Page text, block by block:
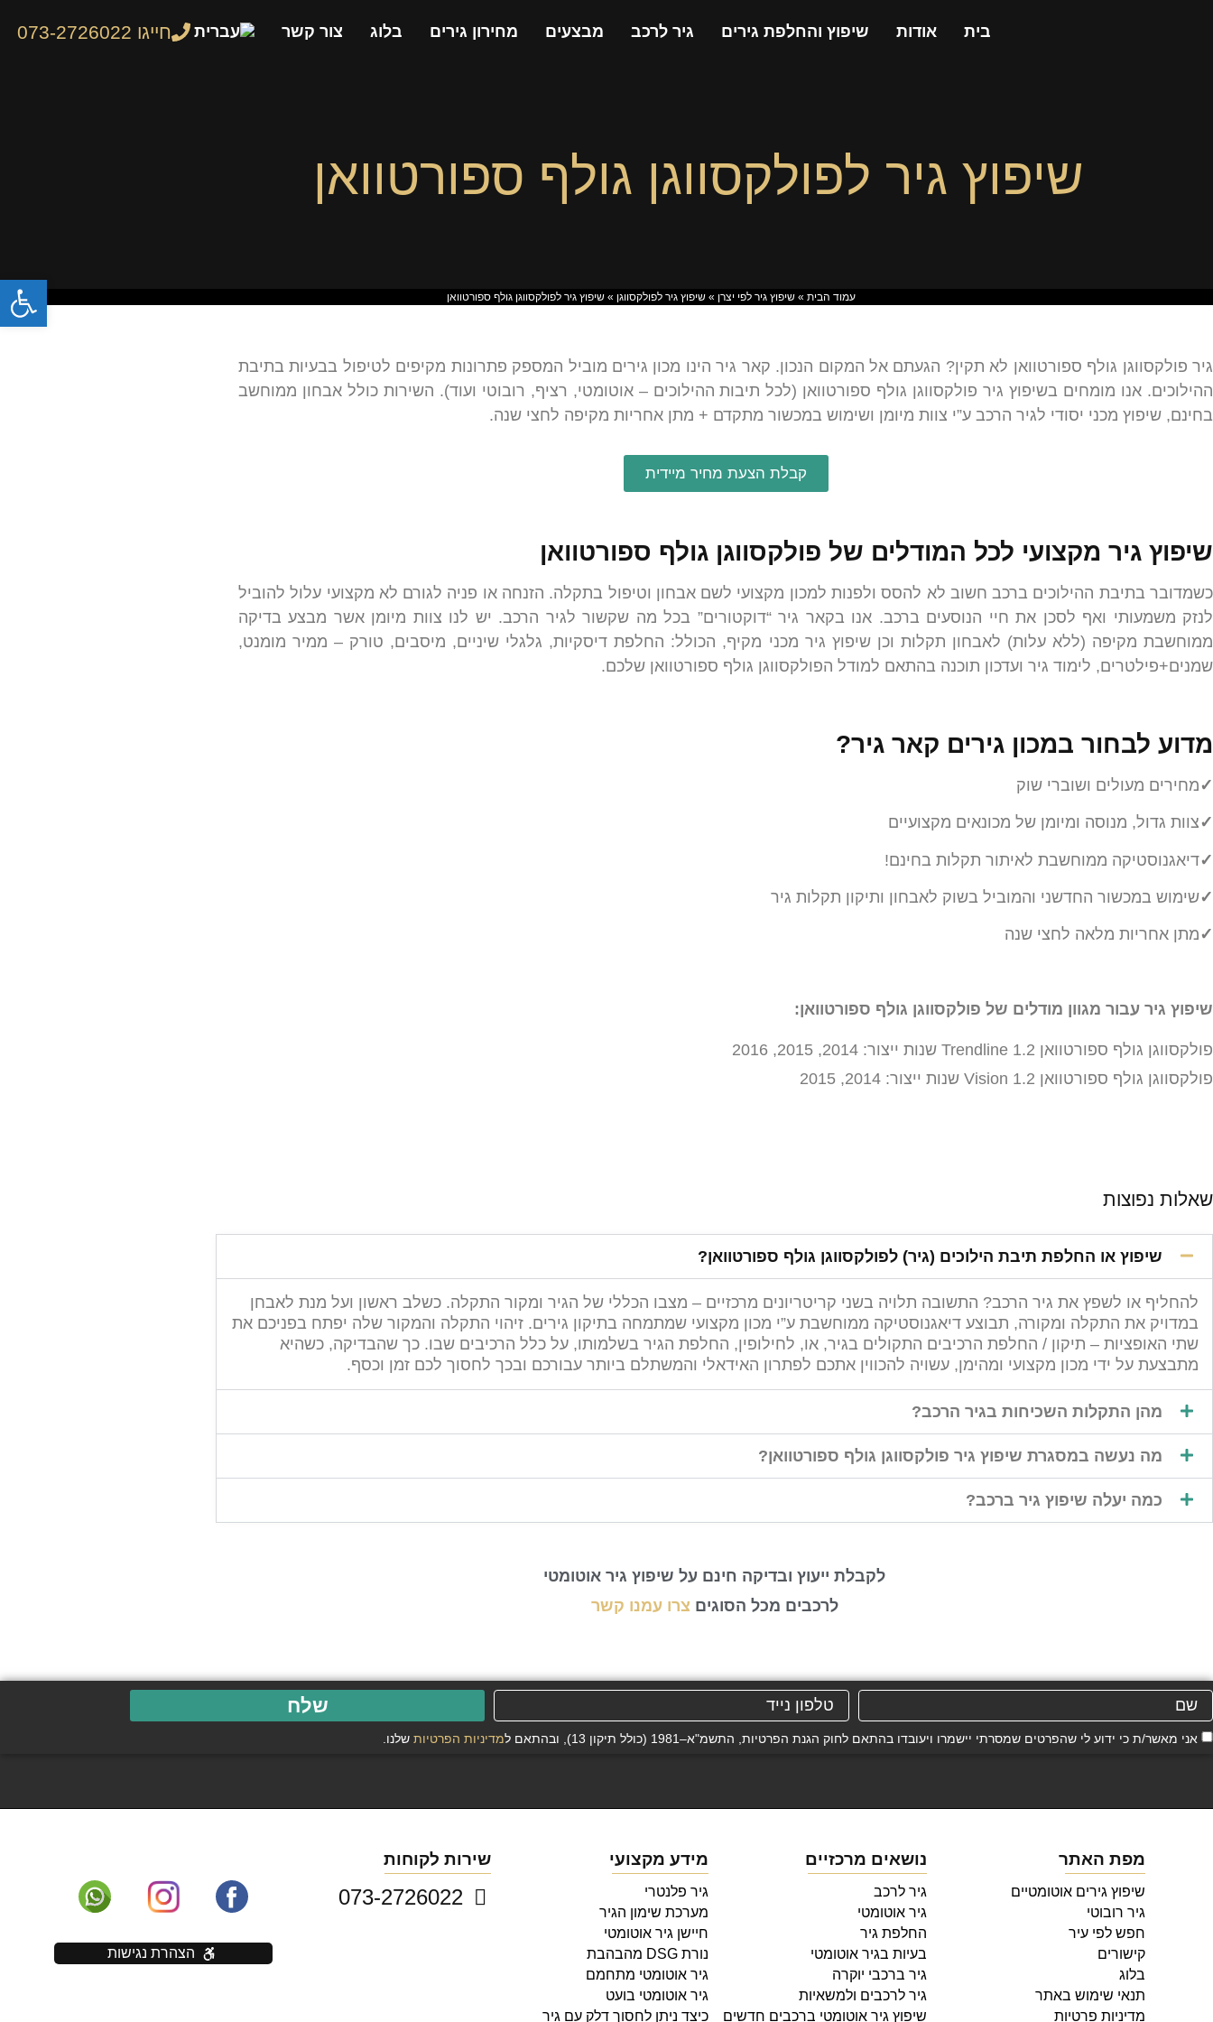
בית אודות שיפוץ והחלפת גירים גיר לרכב מבצעים מחירון גירים בלוג צור קשר חייגו 073-2726022
שיפוץ גיר לפולקסווגן גולף ספורטוואן
עמוד הבית » שיפוץ גיר לפי יצרן » שיפוץ גיר לפולקסווגן » שיפוץ גיר לפולקסווגן גולף ספורטוואן
גיר פולקסווגן גולף ספורטוואן לא תקין? הגעתם אל המקום הנכון. קאר גיר הינו מכון גירים מוביל המספק פתרונות מקיפים לטיפול בבעיות בתיבת
ההילוכים. אנו מומחים בשיפוץ גיר פולקסווגן גולף ספורטוואן (לכל תיבות ההילוכים – אוטומטי, רציף, רובוטי ועוד). השירות כולל אבחון ממוחשב
בחינם, שיפוץ מכני יסודי לגיר הרכב ע”י צוות מיומן ושימוש במכשור מתקדם + מתן אחריות מקיפה לחצי שנה.
קבלת הצעת מחיר מיידית
שיפוץ גיר מקצועי לכל המודלים של פולקסווגן גולף ספורטוואן
כשמדובר בתיבת ההילוכים ברכב חשוב לא להסס ולפנות למכון מקצועי לשם אבחון וטיפול בתקלה. הזנחה או פניה לגורם לא מקצועי עלול להוביל
לנזק משמעותי ואף לסכן את חיי הנוסעים ברכב. אנו בקאר גיר “דוקטורים” בכל מה שקשור לגיר הרכב. יש לנו צוות מיומן אשר מבצע בדיקה
ממוחשבת מקיפה (ללא עלות) לאבחון תקלות וכן שיפוץ גיר מכני מקיף, הכולל: החלפת דיסקיות, גלגלי שיניים, מיסבים, טורק – ממיר מומנט,
שמנים+פילטרים, לימוד גיר ועדכון תוכנה בהתאם למודל הפולקסווגן גולף ספורטוואן שלכם.
מדוע לבחור במכון גירים קאר גיר?
✓ מחירים מעולים ושוברי שוק
✓ צוות גדול, מנוסה ומיומן של מכונאים מקצועיים
✓דיאגנוסטיקה ממוחשבת לאיתור תקלות בחינם!
✓שימוש במכשור החדשני והמוביל בשוק לאבחון ותיקון תקלות גיר
✓ מתן אחריות מלאה לחצי שנה
שיפוץ גיר עבור מגוון מודלים של פולקסווגן גולף ספורטוואן:
פולקסווגן גולף ספורטוואן 1.2 Trendline שנות ייצור: 2014, 2015, 2016
פולקסווגן גולף ספורטוואן 1.2 Vision שנות ייצור: 2014, 2015
שאלות נפוצות
שיפוץ או החלפת תיבת הילוכים (גיר) לפולקסווגן גולף ספורטוואן?
להחליף או לשפץ את גיר הרכב? התשובה תלויה בשני קריטריונים מרכזיים – מצבו הכללי של הגיר ומקור התקלה. כשלב ראשון ועל מנת לאבחן
במדויק את התקלה ומקורה, תבוצע דיאגנוסטיקה ממוחשבת ע”י מכון מקצועי שמתמחה בתיקון גירים. זיהוי התקלה והמקור שלה יפתח בפניכם את
שתי האופציות – תיקון / החלפת הרכיבים התקולים בגיר, או, לחילופין, החלפת הגיר בשלמותו, על כלל הרכיבים שבו. כך שהבדיקה, כשהיא
מתבצעת על ידי מכון מקצועי ומהימן, עשויה להכווין אתכם לפתרון האידאלי והמשתלם ביותר עבורכם ובכך לחסוך לכם זמן וכסף.
מהן התקלות השכיחות בגיר הרכב?
מה נעשה במסגרת שיפוץ גיר פולקסווגן גולף ספורטוואן?
כמה יעלה שיפוץ גיר ברכב?
לקבלת ייעוץ ובדיקה חינם על שיפוץ גיר אוטומטי
לרכבים מכל הסוגים צרו עמנו קשר
אני מאשר/ת כי ידוע לי שהפרטים שמסרתי יישמרו ויעובדו בהתאם לחוק הגנת הפרטיות, התשמ"א–1981 (כולל תיקון 13), ובהתאם ל מדיניות הפרטיות שלנו.
שלח
מפת האתר
שיפוץ גירים אוטומטיים
גיר רובוטי
חפש לפי עיר
קישורים
בלוג
תנאי שימוש באתר
מדיניות פרטיות
נושאים מרכזיים
גיר לרכב
גיר אוטומטי
החלפת גיר
בעיות בגיר אוטומטי
גיר ברכבי יוקרה
גיר לרכבים ולמשאיות
שיפוץ גיר אוטומטי ברכבים חדשים
מידע מקצועי
גיר פלנטרי
מערכת שימון הגיר
חיישן גיר אוטומטי
נורת DSG מהבהבת
גיר אוטומטי מתחמם
גיר אוטומטי בועט
כיצד ניתן לחסוך דלק עם גיר
שירות לקוחות
073-2726022
הצהרת נגישות